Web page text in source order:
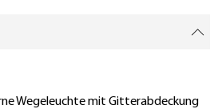
Wegeleuchte mit Gitterabdeckung